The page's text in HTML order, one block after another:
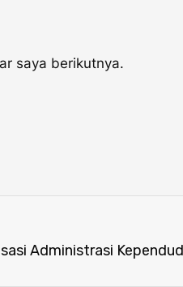
saya berikutnya.